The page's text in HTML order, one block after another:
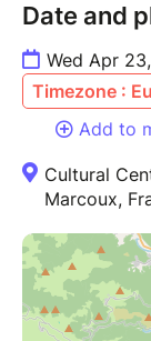
Date and
Wed Apr
Timezone :
Add to
Cultural
Marcoux,